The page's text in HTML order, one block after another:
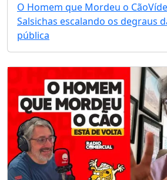
O Homem que Mordeu o Cão
Salsichas escalando os degraus
pública